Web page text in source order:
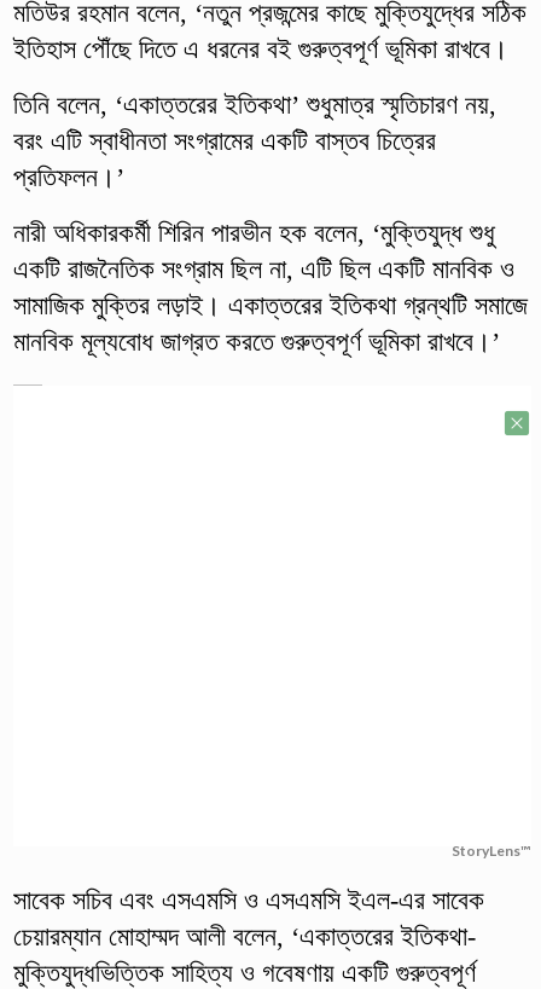
মতিউর রহমান বলেন, ‘নতুন প্রজন্মের কাছে মুক্তিযুদ্ধের সঠিক
ইতিহাস পৌঁছে দিতে এ ধরনের বই গুরুত্বপূর্ণ ভূমিকা রাখবে।
তিনি বলেন, ‘একাত্তরের ইতিকথা’ শুধুমাত্র স্মৃতিচারণ নয়,
বরং এটি স্বাধীনতা সংগ্রামের একটি বাস্তব চিত্রের
প্রতিফলন।’
নারী অধিকারকর্মী শিরিন পারভীন হক বলেন, ‘মুক্তিযুদ্ধ শুধু
একটি রাজনৈতিক সংগ্রাম ছিল না, এটি ছিল একটি মানবিক ও
সামাজিক মুক্তির লড়াই। একাত্তরের ইতিকথা গ্রন্থটি সমাজে
মানবিক মূল্যবোধ জাগ্রত করতে গুরুত্বপূর্ণ ভূমিকা রাখবে।’
StoryLens™
সাবেক সচিব এবং এসএমসি ও এসএমসি ইএল-এর সাবেক
চেয়ারম্যান মোহাম্মদ আলী বলেন, ‘একাত্তরের ইতিকথা-
মুক্তিযুদ্ধভিত্তিক সাহিত্য ও গবেষণায় একটি গুরুত্বপূর্ণ